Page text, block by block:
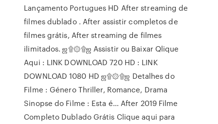
Lançamento Portugues HD After streaming de
filmes dublado . After assistir completos de
filmes grátis, After streaming de filmes
ilimitados. ஜ۩۞۩ஜ Assistir ou Baixar Qlique
Aqui : LINK DOWNLOAD 720 HD : LINK
DOWNLOAD 1080 HD ஜ۩۞۩ஜ Detalhes do
Filme : Género Thriller, Romance, Drama
Sinopse do Filme : Esta é… After 2019 Filme
Completo Dublado Grátis Clique aqui para